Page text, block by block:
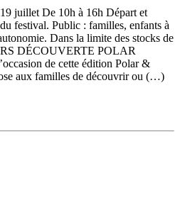
juillet De 10h à 16h Départ et
festival. Public : familles, enfants à
Dans la limite des stocks de
DÉCOUVERTE POLAR
de cette édition Polar &
aux familles de découvrir ou (…)